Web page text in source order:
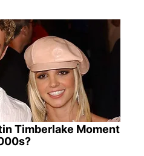
Timberlake Moment